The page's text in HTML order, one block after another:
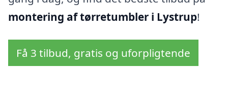
montering af tørretumbler i Lystrup!
Få 3 tilbud, gratis og uforpligtende